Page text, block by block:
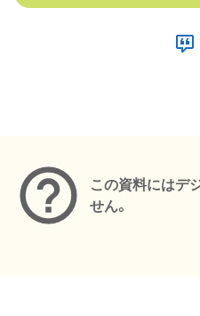
この資料にはデ
せん。